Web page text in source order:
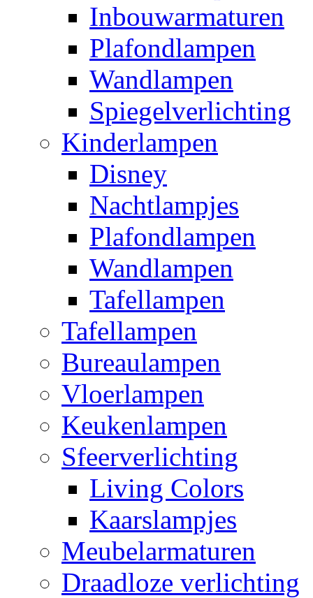
Inbouwarmaturen
Plafondlampen
Wandlampen
Spiegelverlichting
Kinderlampen
Disney
Nachtlampjes
Plafondlampen
Wandlampen
Tafellampen
Tafellampen
Bureaulampen
Vloerlampen
Keukenlampen
Sfeerverlichting
Living Colors
Kaarslampjes
Meubelarmaturen
Draadloze verlichting